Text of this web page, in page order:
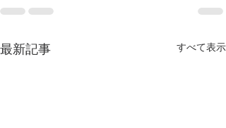
最新記事 すべて表示